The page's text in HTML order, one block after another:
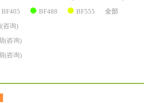
BF405 BF488 BF555 全部
咨询)
(咨询)
(咨询)